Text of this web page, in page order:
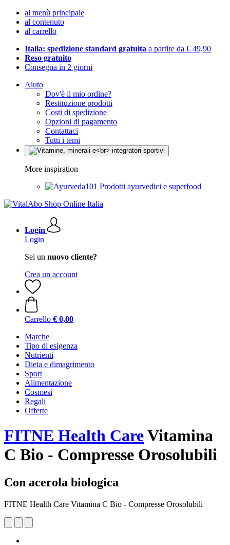
al menù principale
al contenuto
al carrello
Italia: spedizione standard gratuita a partire da € 49,90
Reso gratuito
Consegna in 2 giorni
Aiuto
Dov'è il mio ordine?
Restituzione prodotti
Costi di spedizione
Opzioni di pagamento
Contattaci
Tutti i temi
More inspiration
Prodotti ayurvedici e superfood
Login
Login
Sei un nuovo cliente?
Crea un account
Carrello € 0,00
Marche
Tipo di esigenza
Nutrienti
Dieta e dimagrimento
Sport
Alimentazione
Cosmesi
Regali
Offerte
FITNE Health CareVitamina
C Bio - Compresse Orosolubili
Con acerola biologica
FITNE Health Care Vitamina C Bio - Compresse Orosolubili